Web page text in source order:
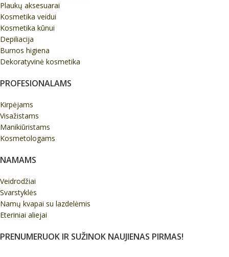
Plaukų aksesuarai
Kosmetika veidui
Kosmetika kūnui
Depiliacija
Burnos higiena
Dekoratyvinė kosmetika
PROFESIONALAMS
Kirpėjams
Visažistams
Manikiūristams
Kosmetologams
NAMAMS
Veidrodžiai
Svarstyklės
Namų kvapai su lazdelėmis
Eteriniai aliejai
PRENUMERUOK IR SUŽINOK NAUJIENAS PIRMAS!